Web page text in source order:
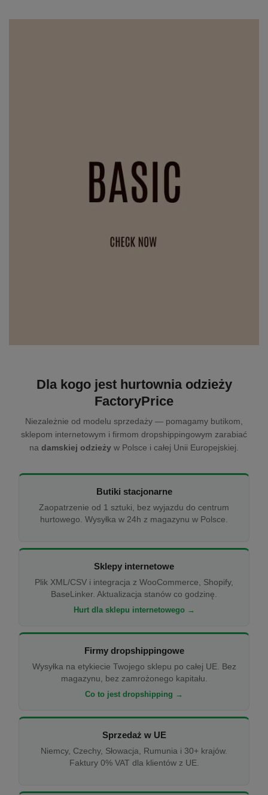
Dla kogo jest hurtownia odzieży
FactoryPrice
Niezależnie od modelu sprzedaży — pomagamy butikom,
sklepom internetowym i firmom dropshippingowym zarabiać
na damskiej odzieży w Polsce i całej Unii Europejskiej.
Butiki stacjonarne
Zaopatrzenie od 1 sztuki, bez wyjazdu do centrum
hurtowego. Wysyłka w 24h z magazynu w Polsce.
Sklepy internetowe
Plik XML/CSV i integracja z WooCommerce, Shopify,
BaseLinker. Aktualizacja stanów co godzinę.
Hurt dla sklepu internetowego →
Firmy dropshippingowe
Wysyłka na etykiecie Twojego sklepu po całej UE. Bez
magazynu, bez zamrożonego kapitału.
Co to jest dropshipping →
Sprzedaż w UE
Niemcy, Czechy, Słowacja, Rumunia i 30+ krajów.
Faktury 0% VAT dla klientów z UE.